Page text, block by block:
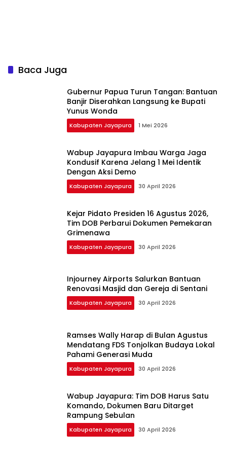
Baca Juga
Gubernur Papua Turun Tangan: Bantuan
Banjir Diserahkan Langsung ke Bupati
Yunus Wonda
Kabupaten Jayapura 1 Mei 2026
Wabup Jayapura Imbau Warga Jaga
Kondusif Karena Jelang 1 Mei Identik
Dengan Aksi Demo
Kabupaten Jayapura 30 April 2026
Kejar Pidato Presiden 16 Agustus 2026,
Tim DOB Perbarui Dokumen Pemekaran
Grimenawa
Kabupaten Jayapura 30 April 2026
Injourney Airports Salurkan Bantuan
Renovasi Masjid dan Gereja di Sentani
Kabupaten Jayapura 30 April 2026
Ramses Wally Harap di Bulan Agustus
Mendatang FDS Tonjolkan Budaya Lokal
Pahami Generasi Muda
Kabupaten Jayapura 30 April 2026
Wabup Jayapura: Tim DOB Harus Satu
Komando, Dokumen Baru Ditarget
Rampung Sebulan
Kabupaten Jayapura 30 April 2026